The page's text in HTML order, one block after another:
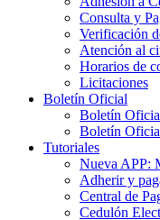
Consulta y
Verificación
Atención al
Horarios de
Licitaciones
Boletín Oficial
Boletín
Boletín
Tutoriales
Nueva APP:
Adherir y
Central de
Cedulón